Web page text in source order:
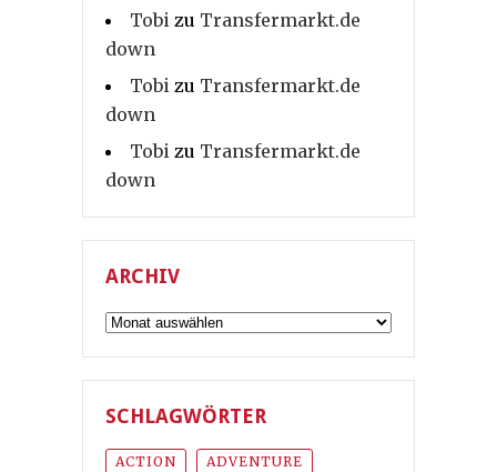
Tobi zu Transfermarkt.de
down
Tobi zu Transfermarkt.de
down
Tobi zu Transfermarkt.de
down
ARCHIV
Archiv
SCHLAGWÖRTER
ACTION ADVENTURE